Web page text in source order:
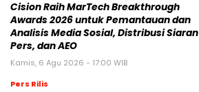
Cision Raih MarTech Breakthrough
Awards 2026 untuk Pemantauan dan
Analisis Media Sosial, Distribusi Siaran
Pers, dan AEO
Kamis, 6 Agu 2026 - 17:00 WIB
Pers Rilis